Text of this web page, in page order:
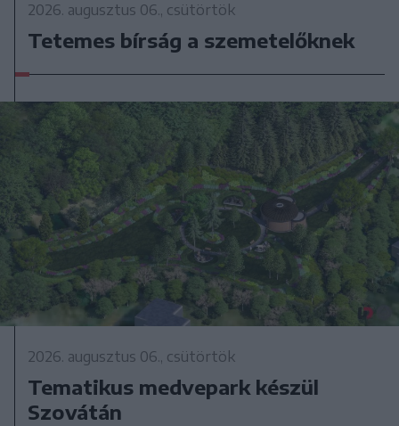
2026. augusztus 06., csütörtök
Tetemes bírság a szemetelőknek
2026. augusztus 06., csütörtök
Tematikus medvepark készül
Szovátán